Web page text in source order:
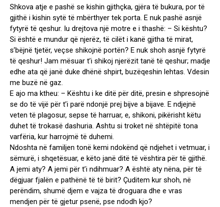
Shkova atje e pashë se kishin gjithçka, gjëra të bukura, por të
gjithë i kishin sytë të mbërthyer tek porta. E nuk pashë asnjë
fytyrë të qeshur. Iu drejtova një motre e i thashë: – Si kështu?
Si është e mundur që njerëz, të cilët i kanë gjitha të mirat,
s’bëjnë tjetër, veçse shikojnë portën? E nuk shoh asnjë fytyrë
të qeshur! Jam mësuar t’i shikoj njerëzit tanë të qeshur; madje
edhe ata që janë duke dhënë shpirt, buzëqeshin lehtas. Vdesin
me buzë në gaz.
E ajo ma ktheu: – Kështu i ke ditë për ditë, presin e shpresojnë
se do të vijë për t’i parë ndonjë prej bijve a bijave. E ndjejnë
veten të plagosur, sepse të harruar, e, shikoni, pikërisht këtu
duhet të trokasë dashuria. Ashtu si troket në shtëpitë tona
varfëria, kur harrojmë të duhemi.
Ndoshta në familjen tonë kemi ndokënd që ndjehet i vetmuar, i
sëmurë, i shqetësuar, e këto janë ditë të vështira për të gjithë.
A jemi aty? A jemi për t’i ndihmuar? A është aty nëna, për të
dëgjuar fjalën e pathënë të të birit? Çuditem kur shoh, në
perëndim, shumë djem e vajza të droguara dhe e vras
mendjen për të gjetur psenë, pse ndodh kjo?